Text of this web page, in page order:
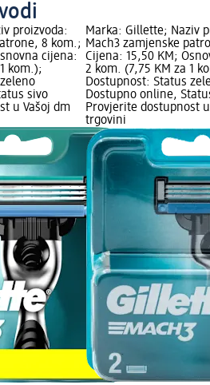
proizvoda:
8 kom.;
cijena:
kom.);
sivo
u Vašoj dm
Marka: Gillette; Naziv
Mach3 zamjenske
Cijena: 15,50 KM;
2 kom. (7,75 KM za 1
Dostupnost: Status
Dostupno online,
Provjerite dostupnost
trgovini